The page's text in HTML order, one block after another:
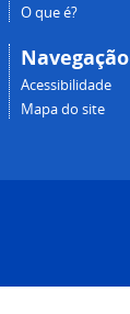
O que é?
Navegação
Acessibilidade
Mapa do site